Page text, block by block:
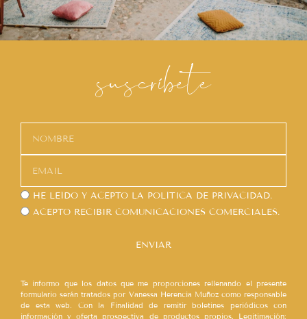
suscríbete
HE LEÍDO Y ACEPTO LA POLÍTICA DE PRIVACIDAD.
ACEPTO RECIBIR COMUNICACIONES COMERCIALES.
ENVIAR
Te informo que los datos que me proporciones rellenando el presente
formulario serán tratados por Vanessa Herencia Muñoz como responsable
de esta web. Con la Finalidad de remitir boletines periódicos con
información y oferta prospectiva de productos propios. Legitimación: